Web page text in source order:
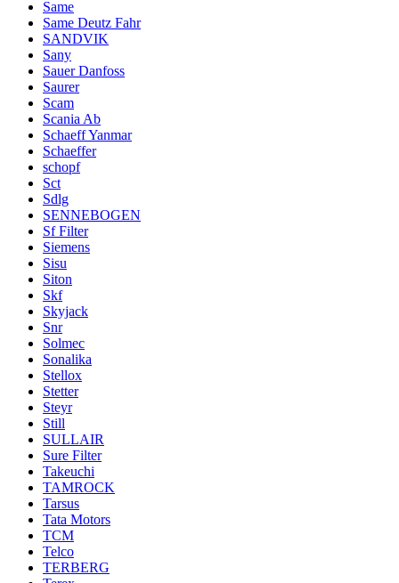
Same
Same Deutz Fahr
SANDVIK
Sany
Sauer Danfoss
Saurer
Scam
Scania Ab
Schaeff Yanmar
Schaeffer
schopf
Sct
Sdlg
SENNEBOGEN
Sf Filter
Siemens
Sisu
Siton
Skf
Skyjack
Snr
Solmec
Sonalika
Stellox
Stetter
Steyr
Still
SULLAIR
Sure Filter
Takeuchi
TAMROCK
Tarsus
Tata Motors
TCM
Telco
TERBERG